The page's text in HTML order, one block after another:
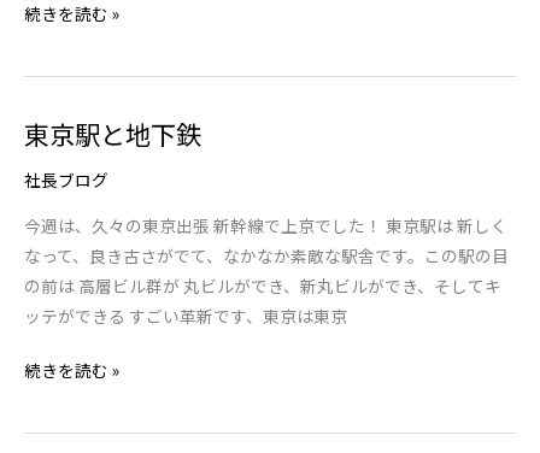
続きを読む »
東京駅と地下鉄
社長ブログ
今週は、久々の東京出張 新幹線で上京でした！ 東京駅は 新しく
なって、良き古さがでて、なかなか素敵な駅舎です。この駅の目
の前は 高層ビル群が 丸ビルができ、新丸ビルができ、そしてキ
ッテができる すごい革新です、東京は東京
東
駅
と
地
下
鉄
続きを読む »